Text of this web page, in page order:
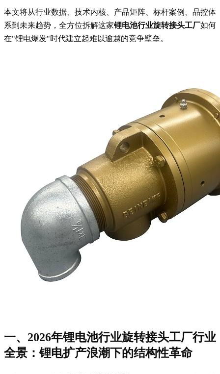
本文将从行业数据、技术内核、产品矩阵、标杆案例、品控体
系到未来趋势，全方位拆解这家锂电池行业旋转接头工厂如何
在"锂电爆发"时代建立起难以逾越的竞争壁垒。
一、2026年锂电池行业旋转接头工厂行业
全景：锂电扩产浪潮下的结构性革命